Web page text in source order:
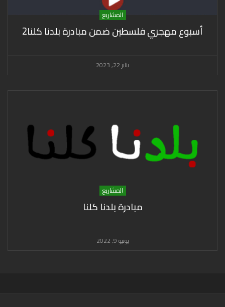
المشاريع
أسبوع مهجري فلسطين ضمن مبادرة بلدنا كلنا2
يناير 22, 2023
المشاريع
مبادرة بلدنا كلنا
يونيو 9, 2022